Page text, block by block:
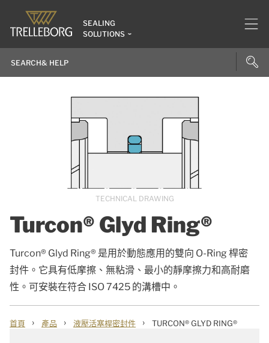
SEALING
SOLUTIONS
Turcon® Glyd Ring®
Turcon® Glyd Ring® 是用於動態應用的雙向 O-Ring 桿密
封件。它具有低摩擦、無粘滑、最小的靜摩擦力和高耐磨
性。可安裝在符合 ISO 7425 的溝槽中。
TECHNICAL DRAWING
首頁 › 產品 › 液壓活塞桿密封件 › TURCON® GLYD RING®